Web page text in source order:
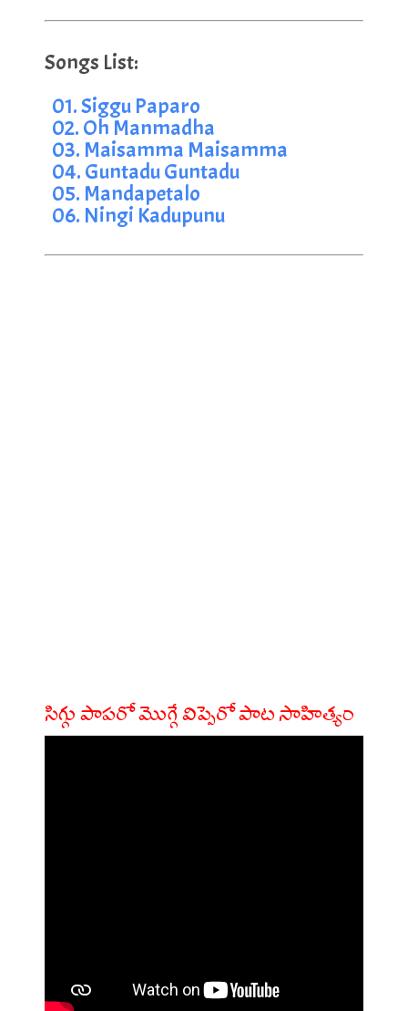
01. Siggu Paparo
02. Oh Manmadha
03. Maisamma Maisamma
04. Guntadu Guntadu
05. Mandapetalo
06. Ningi Kadupunu
సిగ్గు పాపరో మొగ్గే విప్పెరో పాట సాహిత్యం